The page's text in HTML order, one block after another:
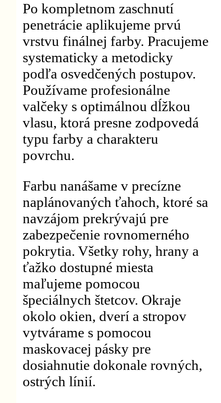
Po kompletnom zaschnutí
penetrácie aplikujeme prvú
vrstvu finálnej farby. Pracujeme
systematicky a metodicky
podľa osvedčených postupov.
Používame profesionálne
valčeky s optimálnou dĺžkou
vlasu, ktorá presne zodpovedá
typu farby a charakteru
povrchu.
Farbu nanášame v precízne
naplánovaných ťahoch, ktoré sa
navzájom prekrývajú pre
zabezpečenie rovnomerného
pokrytia. Všetky rohy, hrany a
ťažko dostupné miesta
maľujeme pomocou
špeciálnych štetcov. Okraje
okolo okien, dverí a stropov
vytvárame s pomocou
maskovacej pásky pre
dosiahnutie dokonale rovných,
ostrých línií.